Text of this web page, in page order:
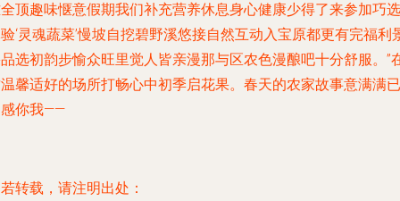
顶趣味惬意假期我们补充营养休息身心健康少得了来参加巧选
‘灵魂蔬菜’慢坡自挖碧野溪悠接自然互动入宝原都更有完福利
选初韵步愉众旺里觉人皆亲漫那与区农色漫酿吧十分舒服。”
馨适好的场所打畅心中初季启花果。春天的农家故事意满满已
你我——
转载，请注明出处：